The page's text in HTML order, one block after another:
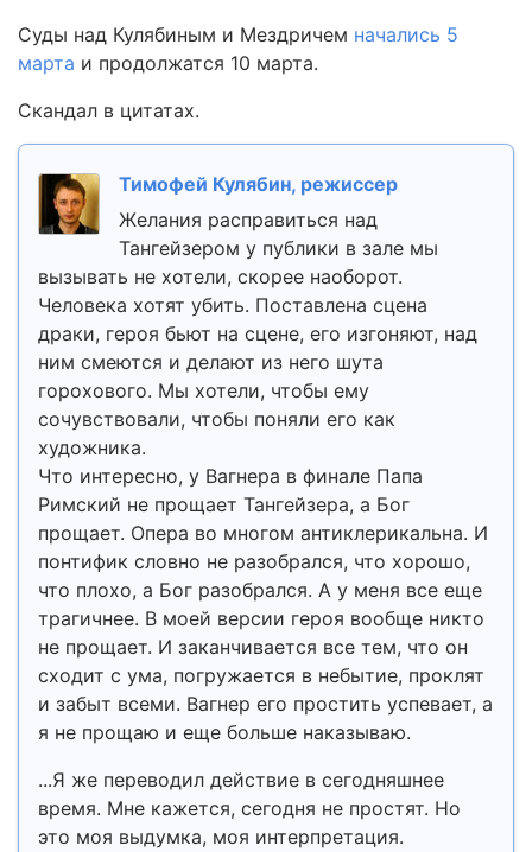
Суды над Кулябиным и Мездричем начались 5
марта и продолжатся 10 марта.
Скандал в цитатах.
Тимофей Кулябин, режиссер
Желания расправиться над
Тангейзером у публики в зале мы
вызывать не хотели, скорее наоборот.
Человека хотят убить. Поставлена сцена
драки, героя бьют на сцене, его изгоняют, над
ним смеются и делают из него шута
горохового. Мы хотели, чтобы ему
сочувствовали, чтобы поняли его как
художника.
Что интересно, у Вагнера в финале Папа
Римский не прощает Тангейзера, а Бог
прощает. Опера во многом антиклерикальна. И
понтифик словно не разобрался, что хорошо,
что плохо, а Бог разобрался. А у меня все еще
трагичнее. В моей версии героя вообще никто
не прощает. И заканчивается все тем, что он
сходит с ума, погружается в небытие, проклят
и забыт всеми. Вагнер его простить успевает, а
я не прощаю и еще больше наказываю.
...Я же переводил действие в сегодняшнее
время. Мне кажется, сегодня не простят. Но
это моя выдумка, моя интерпретация.